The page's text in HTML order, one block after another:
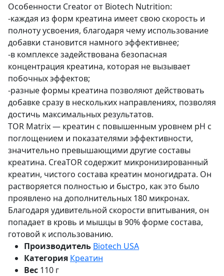
Особенности Creator от Biotech Nutrition:
-каждая из форм креатина имеет свою скорость и
полноту усвоения, благодаря чему использование
добавки становится намного эффективнее;
-в комплексе задействована безопасная
концентрация креатина, которая не вызывает
побочных эффектов;
-разные формы креатина позволяют действовать
добавке сразу в нескольких направлениях, позволяя
достичь максимальных результатов.
TOR Matrix — креатин с повышенным уровнем рН с
поглощением и показателями эффективности,
значительно превышающими другие составы
креатина. CreaTOR содержит микронизированный
креатин, чистого состава креатин моногидрата. Он
растворяется полностью и быстро, как это было
проявлено на дополнительных 180 микронах.
Благодаря удивительной скорости впитывания, он
попадает в кровь и мышцы в 90% форме состава,
готовой к использованию.
Производитель Biotech USA
Категория Креатин
Вес 110 г